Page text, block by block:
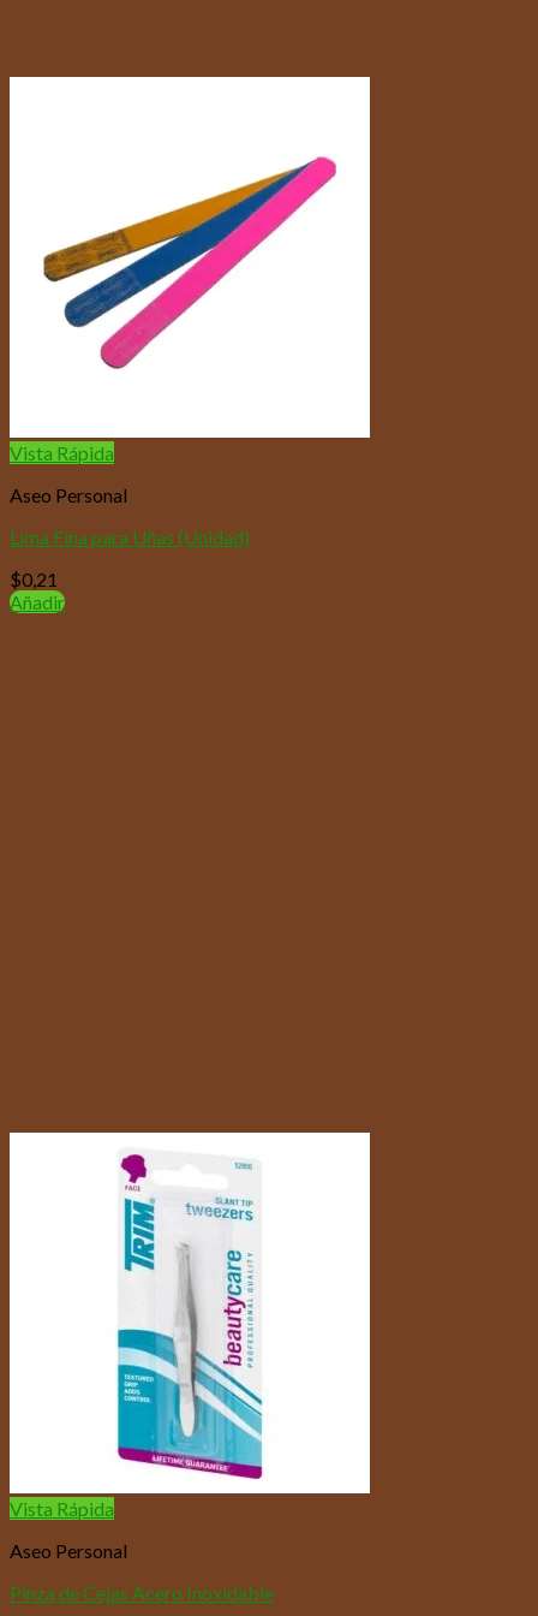
Vista Rápida
Aseo Personal
Lima Fina para Uñas (Unidad)
$0,21
Añadir
Vista Rápida
Aseo Personal
Pinza de Cejas Acero Inoxidable